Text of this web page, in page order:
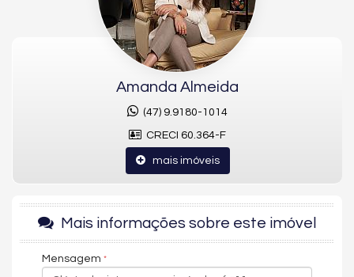
harmônicas em uma fachada única na cidade, a menos de 300
metros da praia. Sua vida merece este lugar encantador.O
Edifício Windsor foi entregue pela renomada construtora
Embraed, conhecida pelo alto padrão e grandeza em seus
imóveis. Sendo apenas 02 unidades por andar, esse
gosto e fino acabamento em uma ótima localização na região
central, proximo a restaurantes, mercados, farmácias e o
A sua imobiliária em Balneário Camboriú.
Imóvel disponível para visitação.
Amanda Almeida
(47) 9.9180-1014
CRECI 60.364-F
mais imóveis
Mais informações sobre este imóvel
Mensagem